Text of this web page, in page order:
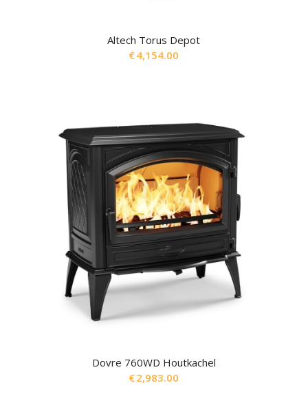
Altech Torus Depot
€4,154.00
Dovre 760WD Houtkachel
€2,983.00